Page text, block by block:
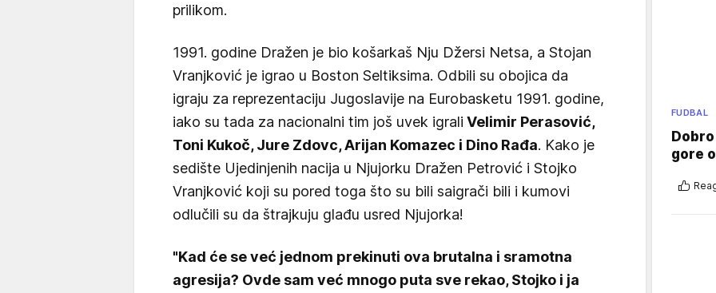
prilikom.
1991. godine Dražen je bio košarkaš Nju Džersi Netsa, a Stojan
Vranjković je igrao u Boston Seltiksima. Odbili su obojica da
igraju za reprezentaciju Jugoslavije na Eurobasketu 1991. godine,
iako su tada za nacionalni tim još uvek igrali Velimir Perasović,
Toni Kukoč, Jure Zdovc, Arijan Komazec i Dino Rađa. Kako je
sedište Ujedinjenih nacija u Njujorku Dražen Petrović i Stojko
Vranjković koji su pored toga što su bili saigrači bili i kumovi
odlučili su da štrajkuju glađu usred Njujorka!
"Kad će se već jednom prekinuti ova brutalna i sramotna
agresija? Ovde sam već mnogo puta sve rekao, Stojko i ja
FUDBAL
gore